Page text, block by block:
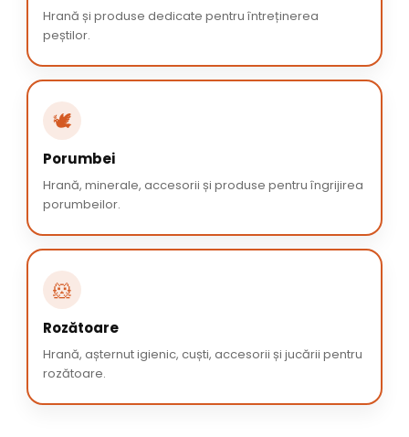
Hrană și produse dedicate pentru întreținerea
peștilor.
🕊️
Porumbei
Hrană, minerale, accesorii și produse pentru îngrijirea
porumbeilor.
🐹
Rozătoare
Hrană, așternut igienic, cuști, accesorii și jucării pentru
rozătoare.